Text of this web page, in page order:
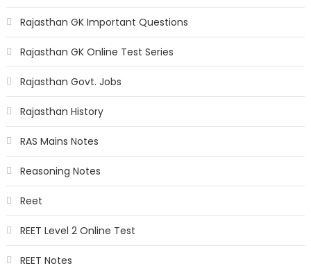
Rajasthan GK Important Questions
Rajasthan GK Online Test Series
Rajasthan Govt. Jobs
Rajasthan History
RAS Mains Notes
Reasoning Notes
Reet
REET Level 2 Online Test
REET Notes